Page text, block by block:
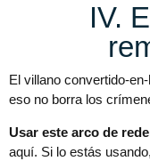
IV.
El villano convertido-
eso no borra los
Usar este arco de
aquí. Si lo estás